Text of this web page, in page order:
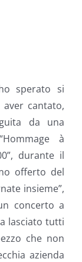
ho sperato si
aver cantato,
da una
à
durante il
offerto del
insieme”,
concerto a
lasciato tutti
che non
azienda